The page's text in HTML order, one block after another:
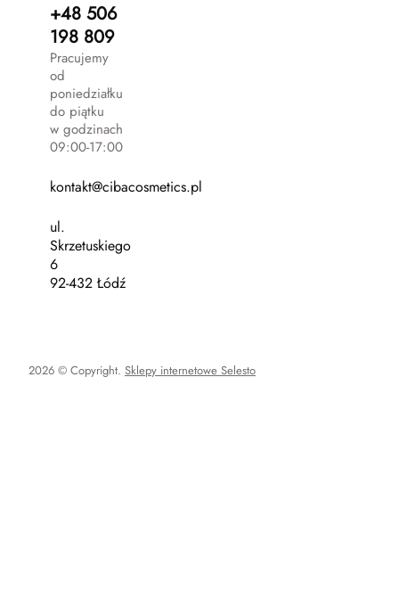
+48 506
198 809
Pracujemy
od
poniedziałku
do piątku
w godzinach
09:00-17:00
kontakt@cibacosmetics.pl
ul.
Skrzetuskiego
6
92-432 Łódź
2026 © Copyright. Sklepy internetowe Selesto